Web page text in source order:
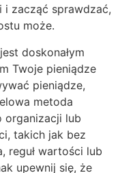
i zacząć sprawdzać,
może.
doskonałym
Twoje pieniądze
pieniądze,
metoda
organizacji lub
takich jak bez
reguł wartości lub
upewnij się, że